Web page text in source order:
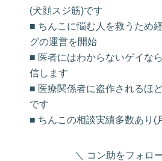
(犬顔スジ筋)です
■ ちんこに悩む人を救うため
グの運営を開始
■ 医者にはわからないゲイな
信します
■ 医療関係者に盗作されるほ
です
■ ちんこの相談実績多数あり(
コン助をフォロ